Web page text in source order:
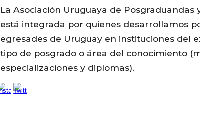
​​La Asociación Uruguaya de Posgraduandas
está integrada por quienes desarrollamos
egresades de Uruguay en instituciones del
tipo de posgrado o área del conocimiento
especializaciones y diplomas).